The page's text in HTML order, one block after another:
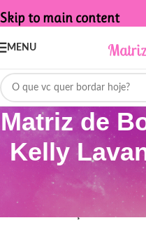
Skip to main content
MENU
Matriz de
Kelly
Início
Produtos marcados com a tag
Lavanda com Laço”